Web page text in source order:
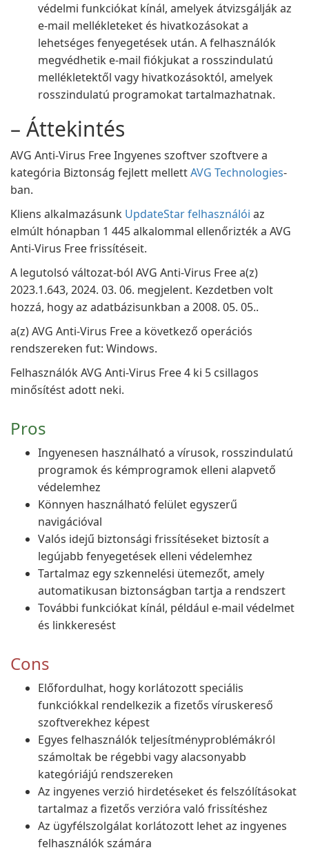
védelmi funkciókat kínál, amelyek átvizsgálják az
e-mail mellékleteket és hivatkozásokat a
lehetséges fenyegetések után. A felhasználók
megvédhetik e-mail fiókjukat a rosszindulatú
mellékletektől vagy hivatkozásoktól, amelyek
rosszindulatú programokat tartalmazhatnak.
– Áttekintés
AVG Anti-Virus Free Ingyenes szoftver szoftvere a
kategória Biztonság fejlett mellettAVG Technologies-
ban.
Kliens alkalmazásunk UpdateStar felhasználói az
elmúlt hónapban 1 445 alkalommal ellenőrizték a AVG
Anti-Virus Free frissítéseit.
A legutolsó változat-ból AVG Anti-Virus Free a(z)
2023.1.643, 2024. 03. 06. megjelent. Kezdetben volt
hozzá, hogy az adatbázisunkban a 2008. 05. 05..
a(z) AVG Anti-Virus Free a következő operációs
rendszereken fut: Windows.
Felhasználók AVG Anti-Virus Free 4 ki 5 csillagos
minősítést adott neki.
Pros
Ingyenesen használható a vírusok, rosszindulatú
programok és kémprogramok elleni alapvető
védelemhez
Könnyen használható felület egyszerű
navigációval
Valós idejű biztonsági frissítéseket biztosít a
legújabb fenyegetések elleni védelemhez
Tartalmaz egy szkennelési ütemezőt, amely
automatikusan biztonságban tartja a rendszert
További funkciókat kínál, például e-mail védelmet
és linkkeresést
Cons
Előfordulhat, hogy korlátozott speciális
funkciókkal rendelkezik a fizetős víruskereső
szoftverekhez képest
Egyes felhasználók teljesítményproblémákról
számoltak be régebbi vagy alacsonyabb
kategóriájú rendszereken
Az ingyenes verzió hirdetéseket és felszólításokat
tartalmaz a fizetős verzióra való frissítéshez
Az ügyfélszolgálat korlátozott lehet az ingyenes
felhasználók számára